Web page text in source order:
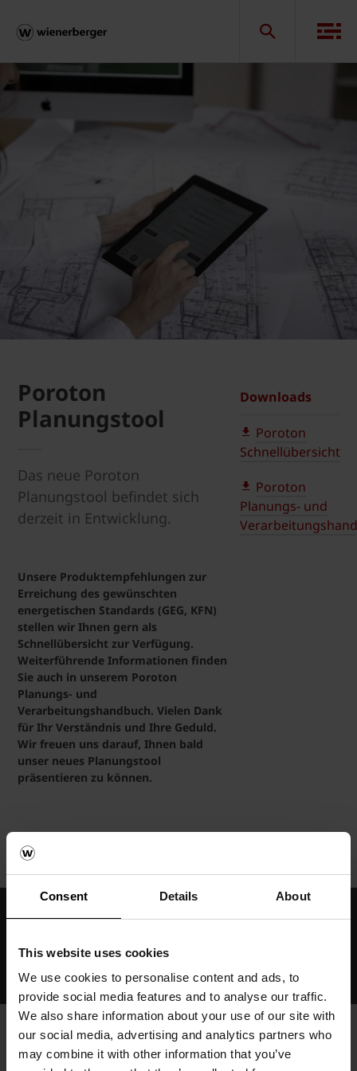
Consent Details About
This website uses cookies
We use cookies to personalise content and ads, to
provide social media features and to analyse our traffic.
We also share information about your use of our site with
our social media, advertising and analytics partners who
may combine it with other information that you’ve
Poroton
Planungstool
Das neue Poroton
Planungstool befindet sich
derzeit in Entwicklung.
Downloads
Poroton
Schnellübersicht
Poroton
Planungs- und
Unsere Produktempfehlungen zur
Erreichung des gewünschten
energetischen Standards (GEG, KFN)
stellen wir Ihnen gern als
Schnellübersicht zur Verfügung.
Weiterführende Informationen finden
Sie auch in unserem Poroton
Planungs- und
Verarbeitungshandbuch. Vielen Dank
für Ihr Verständnis und Ihre Geduld.
Wir freuen uns darauf, Ihnen bald
unser neues Planungstool
präsentieren zu können.
Tools
Allgemeiner Kontakt